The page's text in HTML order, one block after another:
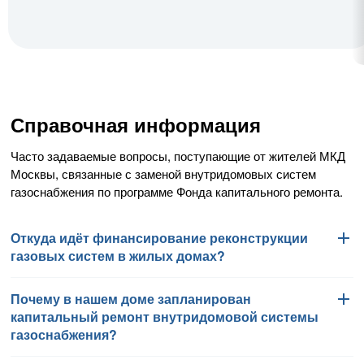
Справочная информация
Часто задаваемые вопросы, поступающие от жителей МКД
Москвы, связанные с заменой внутридомовых систем
газоснабжения по программе Фонда капитального ремонта.
Откуда идёт финансирование реконструкции
газовых систем в жилых домах?
Работы по замене внутридомовых систем газоснабжения
финансируются Фондом капитального ремонта
многоквартирных домов города Москвы в соответствии
Почему в нашем доме запланирован
капитальный ремонт внутридомовой системы
газоснабжения?